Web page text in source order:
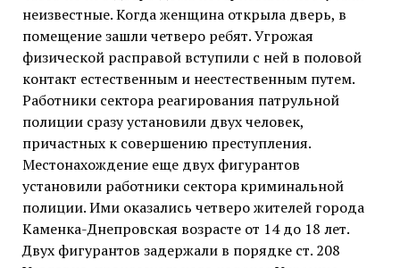
неизвестные. Когда женщина открыла дверь, в
помещение зашли четверо ребят. Угрожая
физической расправой вступили с ней в половой
контакт естественным и неестественным путем.
Работники сектора реагирования патрульной
полиции сразу установили двух человек,
причастных к совершению преступления.
Местонахождение еще двух фигурантов
установили работники сектора криминальной
полиции. Ими оказались четверо жителей города
Каменка-Днепровская возрасте от 14 до 18 лет.
Двух фигурантов задержали в порядке ст. 208